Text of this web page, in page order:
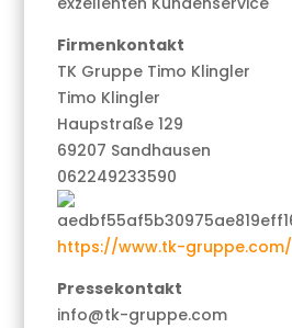
Firmenkontakt
TK Gruppe Timo Klingler
Timo Klingler
Haupstraße 129
69207 Sandhausen
062249233590
https://www.tk-gruppe.com/
Pressekontakt
info@tk-gruppe.com